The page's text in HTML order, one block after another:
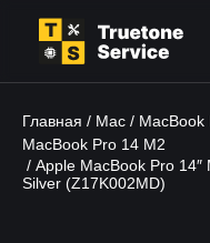
Главная / Mac / MacBook
MacBook Pro 14 M2
/ Apple MacBook Pro
Silver (Z17K002MD)